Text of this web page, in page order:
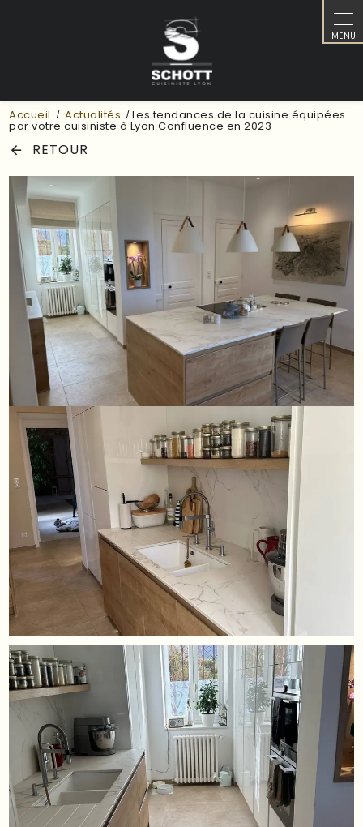
Accueil Actualités Les tendances de la cuisine équipées
par votre cuisiniste à Lyon Confluence en 2023
RETOUR